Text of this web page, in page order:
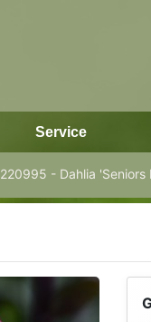
Service
220995 - Dahlia 'Seniors